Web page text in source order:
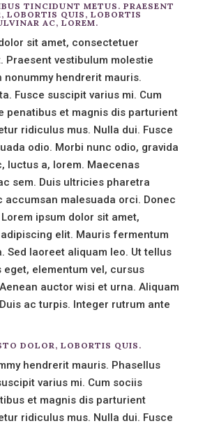
TINCIDUNT METUS. PRAESENT
LOBORTIS QUIS, LOBORTIS
AC, LOREM.
sit amet, consectetuer
Praesent vestibulum molestie
nonummy hendrerit mauris.
Fusce suscipit varius mi. Cum
penatibus et magnis dis parturient
ridiculus mus. Nulla dui. Fusce
odio. Morbi nunc odio, gravida
luctus a, lorem. Maecenas
sem. Duis ultricies pharetra
accumsan malesuada orci. Donec
ipsum dolor sit amet,
elit. Mauris fermentum
Sed laoreet aliquam leo. Ut tellus
eget, elementum vel, cursus
auctor wisi et urna. Aliquam
ac turpis. Integer rutrum ante
DOLOR, LOBORTIS QUIS.
hendrerit mauris. Phasellus
varius mi. Cum sociis
et magnis dis parturient
ridiculus mus. Nulla dui. Fusce